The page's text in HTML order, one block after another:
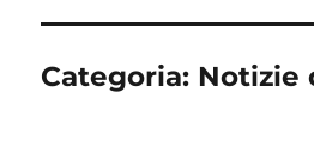
Categoria: Notizie